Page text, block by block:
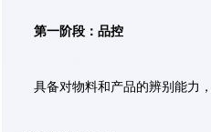
第一阶段：品控
具备对物料和产品的辨别能力